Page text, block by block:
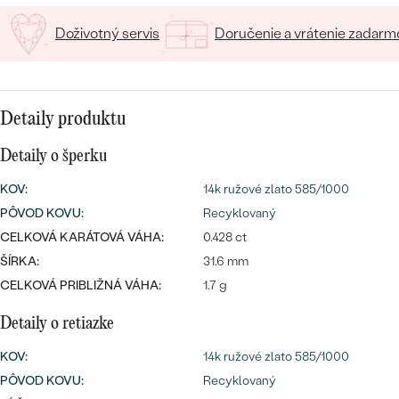
Najpredávanejšie
svadobné
PREZRIEŤ
DRAHOKAM
STRIEBRO
S DRAHOKAMAMI
S PERLAMI
PERSONALIZOVANÉ
SYMBOLICKÉ
PODĽA FARBY
CENOVO DOSTUPNÉ
Doživotný servis Doručenie a vrátenie
Detaily produktu
Detaily o šperku
KOV:
14k ružové zlato 585/1000
PÔVOD KOVU:
Recyklovaný
CELKOVÁ KARÁTOVÁ VÁHA:
0.428 ct
ŠÍRKA:
31.6 mm
CELKOVÁ PRIBLIŽNÁ VÁHA:
1.7 g
Detaily o retiazke
KOV:
14k ružové zlato 585/1000
PÔVOD KOVU:
Recyklovaný